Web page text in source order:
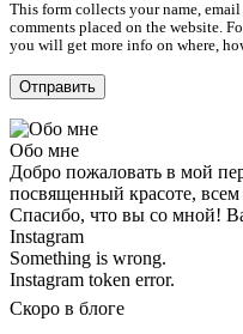
This form collects your name,
comments placed on the website.
you will get more info on where,
Обо мне
Добро пожаловать в мой
посвященный красоте,
Спасибо, что вы со мной!
Instagram
Something is wrong.
Instagram token error.
Скоро в блоге